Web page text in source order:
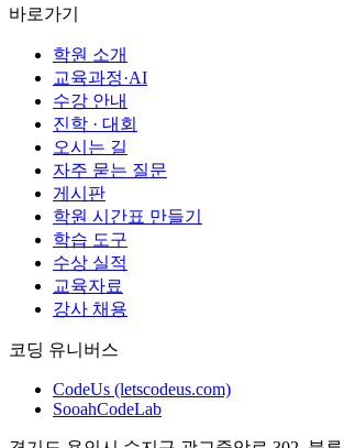
바로가기
학원 소개
교육과정·AI
수강 안내
진학 · 대회
오시는 길
자주 묻는 질문
게시판
학원 시간표 만들기
학습 도구
수상 실적
교육자료
강사 채용
코딩 유니버스
CodeUs (letscodeus.com)
SooahCodeLab